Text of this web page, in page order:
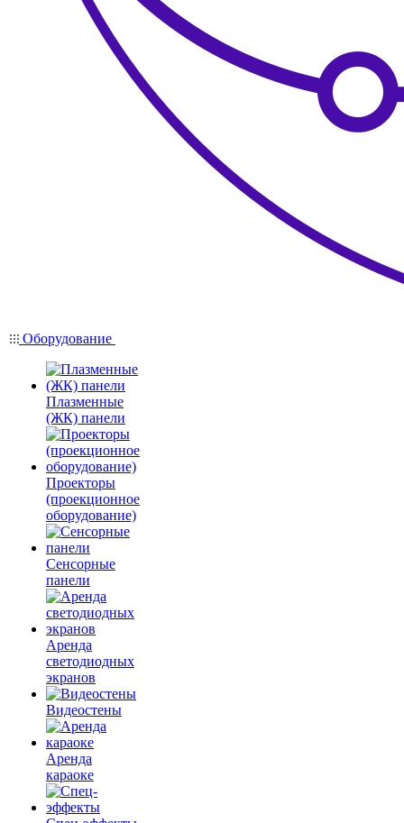
Оборудование
Плазменные
(ЖК) панели
Проекторы
(проекционное
оборудование)
Сенсорные
панели
Аренда
светодиодных
экранов
Видеостены
Аренда
караоке